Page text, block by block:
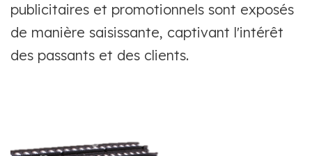
publicitaires et promotionnels sont exposés
de manière saisissante, captivant l'intérêt
des passants et des clients.